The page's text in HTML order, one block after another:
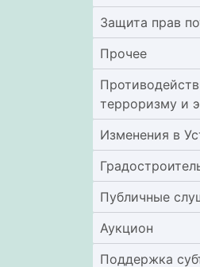
Защита прав
Прочее
терроризму и
Изменения в
Публичные
Аукцион
Поддержка